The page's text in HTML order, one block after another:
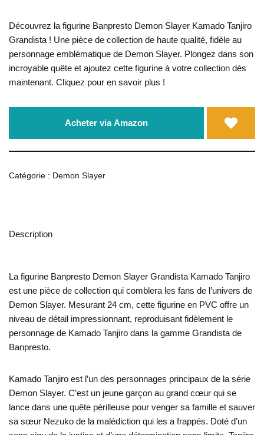
Découvrez la figurine Banpresto Demon Slayer Kamado Tanjiro
Grandista ! Une pièce de collection de haute qualité, fidèle au
personnage emblématique de Demon Slayer. Plongez dans son
incroyable quête et ajoutez cette figurine à votre collection dès
maintenant. Cliquez pour en savoir plus !
Acheter via Amazon
Catégorie : Demon Slayer
Description
La figurine Banpresto Demon Slayer Grandista Kamado Tanjiro
est une pièce de collection qui comblera les fans de l’univers de
Demon Slayer. Mesurant 24 cm, cette figurine en PVC offre un
niveau de détail impressionnant, reproduisant fidèlement le
personnage de Kamado Tanjiro dans la gamme Grandista de
Banpresto.
Kamado Tanjiro est l’un des personnages principaux de la série
Demon Slayer. C’est un jeune garçon au grand cœur qui se
lance dans une quête périlleuse pour venger sa famille et sauver
sa sœur Nezuko de la malédiction qui les a frappés. Doté d’un